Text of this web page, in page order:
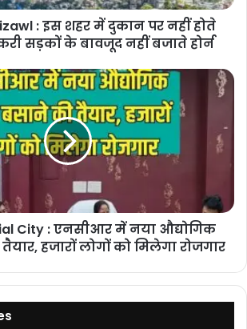
: इस शहर में दुकान पर नहीं होते
सड़कों के बावजूद नहीं बजाते होर्न
City : एनसीआर में नया औद्योगिक
हजारों लोगों को मिलेगा रोजगार